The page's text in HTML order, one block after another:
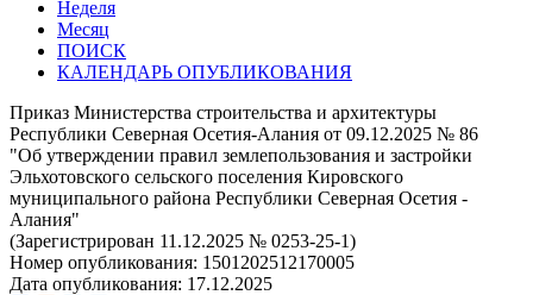
Неделя
Месяц
ПОИСК
КАЛЕНДАРЬ ОПУБЛИКОВАНИЯ
Приказ Министерства строительства и архитектуры
Республики Северная Осетия-Алания от 09.12.2025 № 86
"Об утверждении правил землепользования и застройки
Эльхотовского сельского поселения Кировского
муниципального района Республики Северная Осетия -
Алания"
(Зарегистрирован 11.12.2025 № 0253-25-1)
Номер опубликования: 1501202512170005
Дата опубликования: 17.12.2025